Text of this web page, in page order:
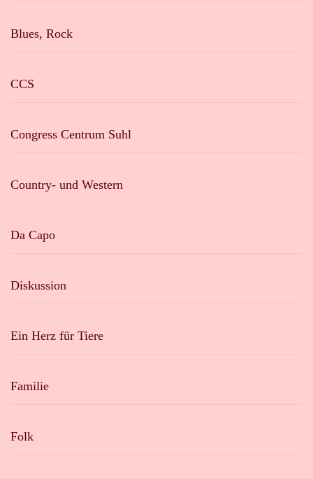
Blues, Rock
CCS
Congress Centrum Suhl
Country- und Western
Da Capo
Diskussion
Ein Herz für Tiere
Familie
Folk